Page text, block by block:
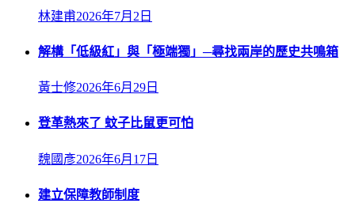
林建甫2026年7月2日
解構「低級紅」與「極端獨」─尋找兩岸的歷史共鳴箱
黃士修2026年6月29日
登革熱來了 蚊子比鼠更可怕
魏國彥2026年6月17日
建立保障教師制度